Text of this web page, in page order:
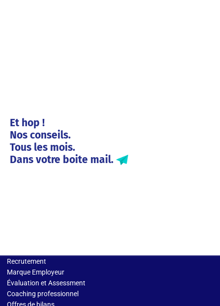
Et hop !
Nos conseils.
Tous les mois.
Dans votre boite mail.
Recrutement
Marque Employeur
Évaluation et Assessment
Coaching professionnel